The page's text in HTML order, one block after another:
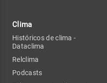
Clima
Históricos de clima -
Dataclima
Relclima
Podcasts